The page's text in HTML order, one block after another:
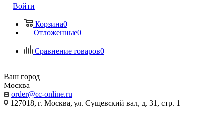
Войти
Корзина0
Отложенные0
Сравнение товаров0
Ваш город
Москва
order@cc-online.ru
127018, г. Москва, ул. Сущевский вал, д. 31, стр. 1